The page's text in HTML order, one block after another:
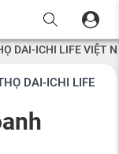
DAI-ICHI LIFE VIỆT
DAI-ICHI LIFE